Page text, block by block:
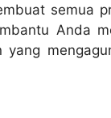
semua
Anda